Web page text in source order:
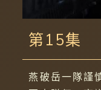
第15集
燕破岳一隊謹